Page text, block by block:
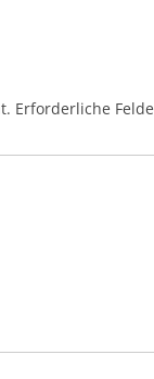
Erforderliche